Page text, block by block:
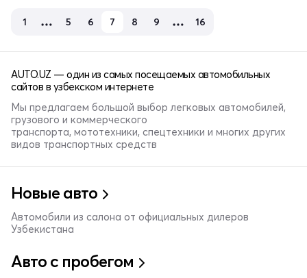
1 5 6 7 8 9 16
AUTO.UZ — один из самых посещаемых автомобильных
сайтов в узбекском интернете
Мы предлагаем большой выбор легковых автомобилей,
грузового и коммерческого
транспорта, мототехники, спецтехники и многих других
видов транспортных средств
Новые авто
Автомобили из салона от официальных дилеров
Узбекистана
Авто с пробегом